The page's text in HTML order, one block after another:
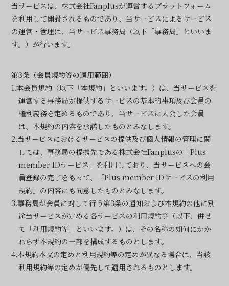
当サービスは、株式会社Fanplusが運営するプラットフォーム
を利用して開設されるものであり、当サービスによるサービス
の運営・管理は、当サービス事務局（以下「事務局」といいま
す。）が行います。
第3条（会員規約等の適用範囲）
1.本会員規約（以下「本規約」といいます。）は、当サービスを
運営する事務局が提供するサービスの基本的事項及び会員の
権利義務を定めるものであり、当サービスに入会した会員
は、本規約の内容を承諾したものとみなします。
2.当サービスにおけるサービスの提供及び個人情報の管理に関
しては、事務局の提携先である株式会社Fanplusの「Plus
member IDサービス」を利用しており、当サービスへの会
員登録の完了をもって、「Plus member IDサービスの利用
規約」の内容にも同意したものとみなします。
3.事務局が会員に対して行う第3条の通知および本規約の他に別
途当サービスが定める各サービスの利用規約等（以下、併せ
て「利用規約等」といいます。）は、その名称の如何にかか
わらず本規約の一部を構成するものとします。
4.本規約本文の定めと利用規約等の定めが異なる場合は、当該
利用規約等の定めが優先して適用されるものとします。